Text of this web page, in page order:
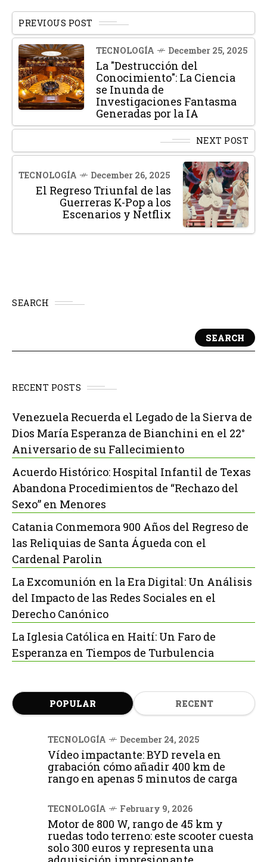
PREVIOUS POST
TECNOLOGÍA December 25, 2025
La "Destrucción del
Conocimiento": La Ciencia
se Inunda de
Investigaciones Fantasma
Generadas por la IA
NEXT POST
TECNOLOGÍA December 26, 2025
El Regreso Triunfal de las
Guerreras K-Pop a los
Escenarios y Netflix
SEARCH
SEARCH
RECENT POSTS
Venezuela Recuerda el Legado de la Sierva de
Dios María Esperanza de Bianchini en el 22°
Aniversario de su Fallecimiento
Acuerdo Histórico: Hospital Infantil de Texas
Abandona Procedimientos de “Rechazo del
Sexo” en Menores
Catania Conmemora 900 Años del Regreso de
las Reliquias de Santa Águeda con el
Cardenal Parolin
La Excomunión en la Era Digital: Un Análisis
del Impacto de las Redes Sociales en el
Derecho Canónico
La Iglesia Católica en Haití: Un Faro de
Esperanza en Tiempos de Turbulencia
POPULAR RECENT
TECNOLOGÍA December 24, 2025
Vídeo impactante: BYD revela en
grabación cómo añadir 400 km de
rango en apenas 5 minutos de carga
TECNOLOGÍA February 9, 2026
Motor de 800 W, rango de 45 km y
ruedas todo terreno: este scooter cuesta
solo 300 euros y representa una